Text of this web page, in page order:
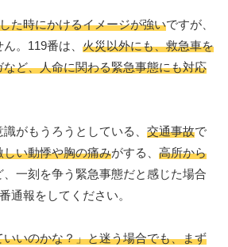
た時にかけるイメージが強いですが、
。119番は、 火災以外にも、救急車を
ど、人命に関わる緊急事態にも対応
識がもうろうとしている、 交通事故で
しい動悸や胸の痛みがする、 高所から
、一刻を争う緊急事態だと感じた場合
通報をしてください。
いのかな？」と迷う場合でも、まず